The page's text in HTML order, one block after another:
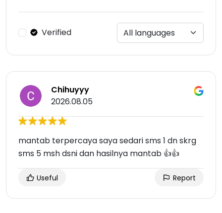
Verified
Chihuyyy
2026.08.05
mantab terpercaya saya sedari sms 1 dn skrg
sms 5 msh dsni dan hasilnya mantab 👍👍
Useful Report